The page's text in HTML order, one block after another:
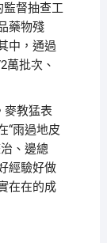
督抽查工
藥物殘
中，通過
萬批次、
教猛表
“雨過地皮
、邊總
經驗好做
在在的成